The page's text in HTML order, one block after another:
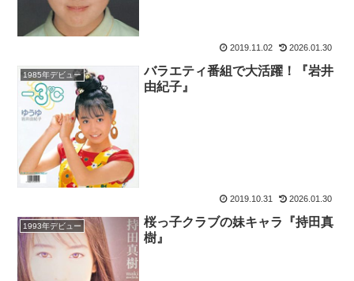
2019.11.02 2026.01.30
1985年デビュー
バラエティ番組で大活躍！『岩井
由紀子』
2019.10.31 2026.01.30
1993年デビュー
桜っ子クラブの妹キャラ『持田真
樹』